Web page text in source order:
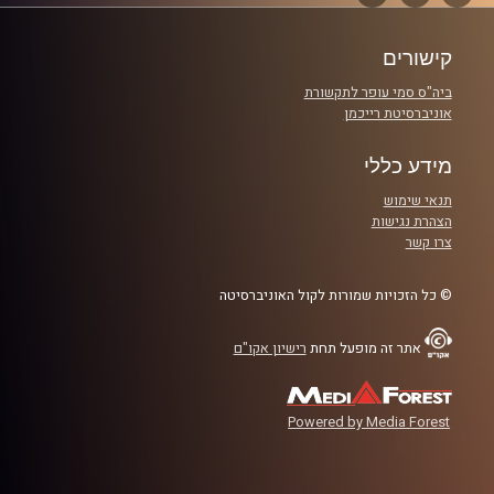
קישורים
ביה"ס סמי עופר לתקשורת
אוניברסיטת רייכמן
מידע כללי
תנאי שימוש
הצהרת נגישות
צרו קשר
© כל הזכויות שמורות לקול האוניברסיטה
אתר זה מופעל תחת רישיון אקו"ם
Powered by Media Forest